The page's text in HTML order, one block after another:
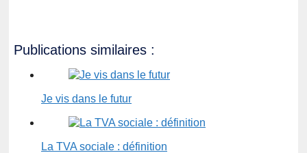
Publications similaires :
Je vis dans le futur
La TVA sociale : définition